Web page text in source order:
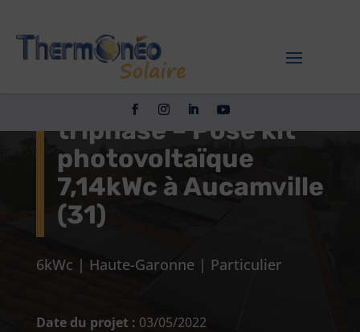
Installation
photovoltaïque
triphasé – Pose kit
photovoltaïque
7,14kWc à Aucamville
(31)
6kWc | Haute-Garonne| Particulier
Date du projet : 03/05/2022